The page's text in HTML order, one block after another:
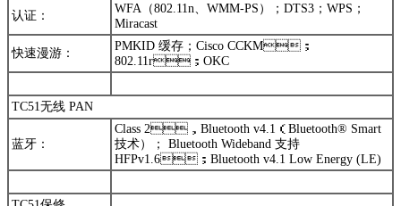
认证：
WFA（802.11n、WMM-PS）；DTS3；WPS；
Miracast
快速漫游：
PMKID 缓存；Cisco CCKM；
802.11r；OKC
TC51无线 PAN
蓝牙：
Class 2，Bluetooth v4.1（Bluetooth® Smart
技术）； Bluetooth Wideband 支持
HFPv1.6；Bluetooth v4.1 Low Energy (LE)